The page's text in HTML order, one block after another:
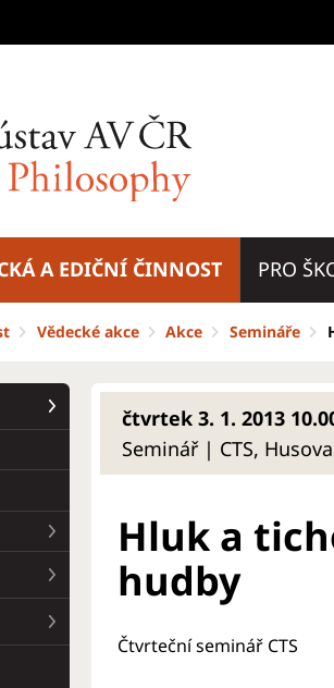
A EDIČNÍ ČINNOST PRO
Vědecké akce Akce Semináře
čtvrtek 3. 1. 2013
Seminář | CTS,
Hluk a
hudby
Čtvrteční seminář CTS